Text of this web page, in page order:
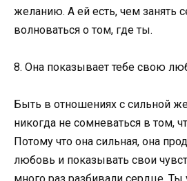
желанию. А ей есть, чем занять
волноваться о том, где ты.
8. Она показывает тебе свою
Быть в отношениях с сильной
никогда не сомневаться в том,
Потому что она сильная, она
любовь и показывать свои